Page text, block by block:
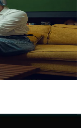
. 보컬, 악기, 드럼을
습니다.
을 캡처하세요. 모든
스트를 인식하는
, 나만의 비전.
추가하세요. 다양한
는 보컬을 선택할